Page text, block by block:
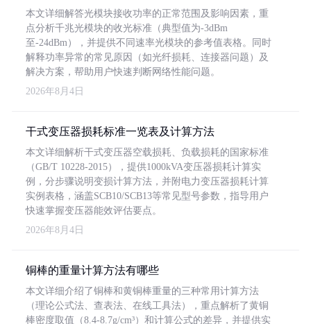
本文详细解答光模块接收功率的正常范围及影响因素，重
点分析千兆光模块的收光标准（典型值为-3dBm
至-24dBm），并提供不同速率光模块的参考值表格。同时
解释功率异常的常见原因（如光纤损耗、连接器问题）及
解决方案，帮助用户快速判断网络性能问题。
2026年8月4日
干式变压器损耗标准一览表及计算方法
本文详细解析干式变压器空载损耗、负载损耗的国家标准
（GB/T 10228-2015），提供1000kVA变压器损耗计算实
例，分步骤说明变损计算方法，并附电力变压器损耗计算
实例表格，涵盖SCB10/SCB13等常见型号参数，指导用户
快速掌握变压器能效评估要点。
2026年8月4日
铜棒的重量计算方法有哪些
本文详细介绍了铜棒和黄铜棒重量的三种常用计算方法
（理论公式法、查表法、在线工具法），重点解析了黄铜
棒密度取值（8.4-8.7g/cm³）和计算公式的差异，并提供实